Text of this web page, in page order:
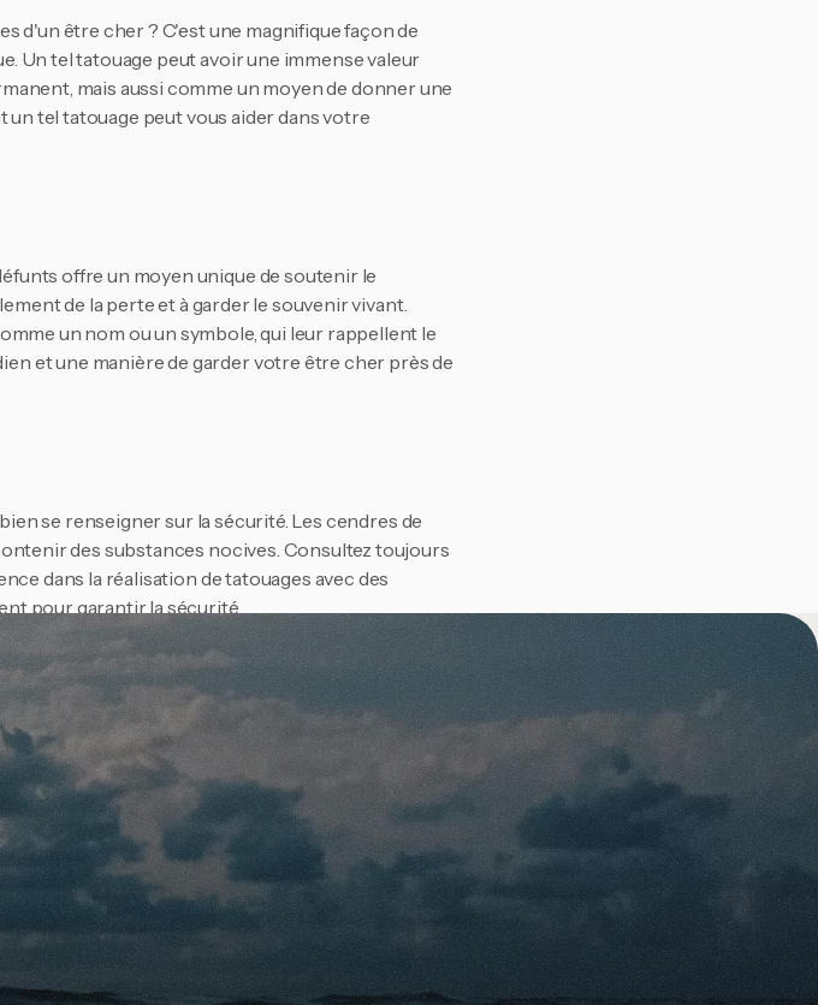
d'un être cher ? C'est une magnifique façon de
Un tel tatouage peut avoir une immense valeur
mais aussi comme un moyen de donner une
un tel tatouage peut vous aider dans votre
offre un moyen unique de soutenir le
de la perte et à garder le souvenir vivant.
un nom ou un symbole, qui leur rappellent le
et une manière de garder votre être cher près de
se renseigner sur la sécurité. Les cendres de
des substances nocives. Consultez toujours
dans la réalisation de tatouages avec des
pour garantir la sécurité.
d'un défunt ? Parlez-en à votre famille et à vos amis.
vous la question de savoir pourquoi vous souhaitez
à votre processus de deuil. Assurez-vous de
dans l'incorporation des cendres dans
à vos options, vous pouvez obtenir un tatouage
un souvenir permanent et significatif de votre